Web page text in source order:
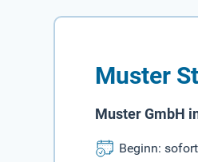
Muster
Muster GmbH
Beginn: sofort